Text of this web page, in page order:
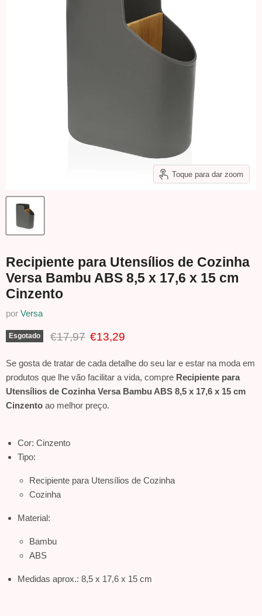
Toque para dar zoom
Recipiente para Utensílios de Cozinha
Versa Bambu ABS 8,5 x 17,6 x 15 cm
Cinzento
por Versa
Esgotado Preço Original
€17,97 Preço Atual
€13,29
Se gosta de tratar de cada detalhe do seu lar e estar na moda em
produtos que lhe vão facilitar a vida, compre Recipiente para
Utensílios de Cozinha Versa Bambu ABS 8,5 x 17,6 x 15 cm
Cinzento ao melhor preço.
Cor: Cinzento
Tipo:
Recipiente para Utensílios de Cozinha
Cozinha
Material:
Bambu
ABS
Medidas aprox.: 8,5 x 17,6 x 15 cm